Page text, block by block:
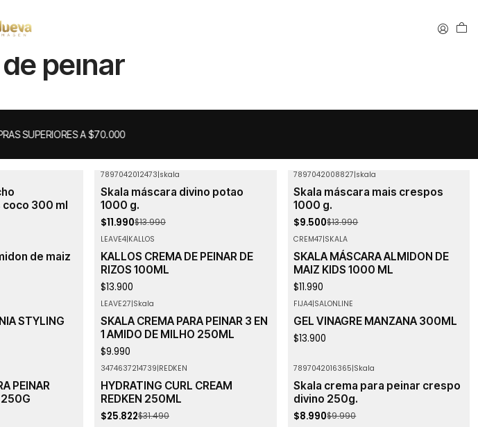
peinar
SUPERIORES A $70.000
300 ml
7897042012473|skala
Skala máscara divino potao
1000 g.
$11.990$13.990
7897042008827|skala
Skala máscara mais crespos
1000 g.
$9.500$13.990
de maiz
LEAVE4|KALLOS
KALLOS CREMA DE PEINAR DE
RIZOS 100ML
$13.900
CREM47|SKALA
SKALA MÁSCARA ALMIDON DE
MAIZ KIDS 1000 ML
$11.990
STYLING
LEAVE27|Skala
SKALA CREMA PARA PEINAR 3 EN
1 AMIDO DE MILHO 250ML
$9.990
FIJA4|SALONLINE
GEL VINAGRE MANZANA 300ML
$13.900
PEINAR
250G
3474637214739|REDKEN
HYDRATING CURL CREAM
REDKEN 250ML
$25.822$31.490
Agotado
7897042016365|Skala
Skala crema para peinar crespo
divino 250g.
$8.990$9.990